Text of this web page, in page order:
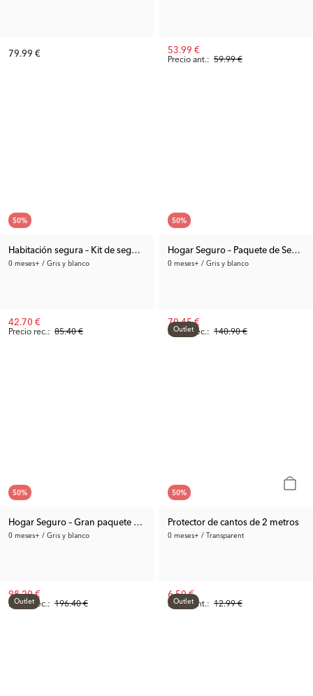
79.99 € Precio ant.: 59.99 €
53.99 €
50%
Habitación segura – Kit de seguridad infantil para la habitación
0 meses+ / Gris y blanco
Precio rec.: 85.40 €
42.70 €
50%
Hogar Seguro – Paquete de
0 meses+ / Gris y blanco
Precio rec.: 140.90 €
70.45 €
50%
Hogar Seguro – Gran paquete de seguridad para el hogar familiar
0 meses+ / Gris y blanco
Precio rec.: 196.40 €
98.20 €
Outlet
50%
Protector de cantos de 2 metros
0 meses+ / Transparent
Precio ant.: 12.99 €
6.50 €
Outlet Outlet